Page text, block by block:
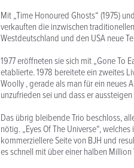
Mit „Time Honoured Ghosts“ (1975)
verkauften die inzwischen
Westdeutschland und den USA neue
1977 eröffneten sie sich mit „Gone To
etablierte. 1978 bereitete ein zweites
Woolly , gerade als man für ein neues
unzufrieden sei und dass er
Das übrig bleibende Trio beschloss,
nötig. „Eyes Of The Universe“,
kommerziellere Seite von BJH und
es schnell mit über einer halben